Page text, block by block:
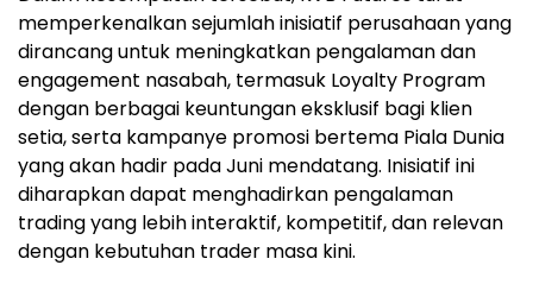
memperkenalkan sejumlah inisiatif perusahaan yang
dirancang untuk meningkatkan pengalaman dan
engagement nasabah, termasuk Loyalty Program
dengan berbagai keuntungan eksklusif bagi klien
setia, serta kampanye promosi bertema Piala Dunia
yang akan hadir pada Juni mendatang. Inisiatif ini
diharapkan dapat menghadirkan pengalaman
trading yang lebih interaktif, kompetitif, dan relevan
dengan kebutuhan trader masa kini.